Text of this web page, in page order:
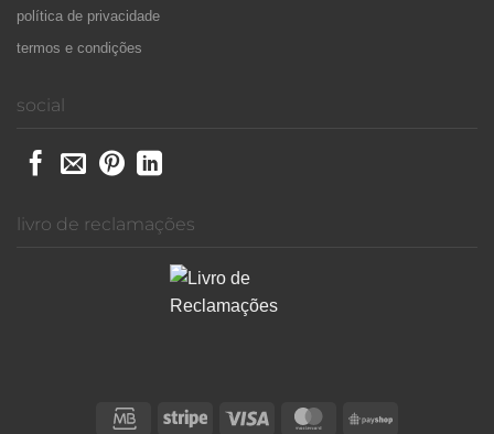
política de privacidade
termos e condições
social
livro de reclamações
Credit
Stripe Visa MasterCardPayShop